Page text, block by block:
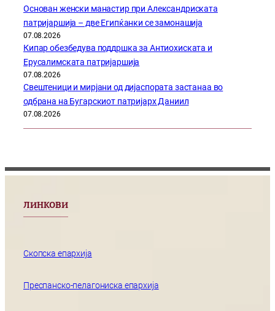
Основан женски манастир при Александриската
патријаршија – две Египќанки се замонашија
07.08.2026
Кипар обезбедува поддршка за Антиохиската и
Ерусалимската патријаршија
07.08.2026
Свештеници и мирјани од дијаспората застанаа во
одбрана на Бугарскиот патријарх Даниил
07.08.2026
ЛИНКОВИ
Скопска епархија
Преспанско-пелагониска епархија